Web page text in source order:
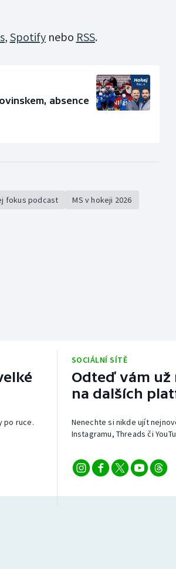
, Spotifynebo RSS.
absence
fokus podcast
MS v hokeji 2026
po ruce.
SOCIÁLNÍ SÍTĚ
Odteď vám už
na dalších
Nenechte si nikde ujít
Instagramu, Threads či